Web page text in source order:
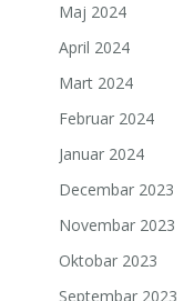
Maj 2024
April 2024
Mart 2024
Februar 2024
Januar 2024
Decembar 2023
Novembar 2023
Oktobar 2023
Septembar 2023